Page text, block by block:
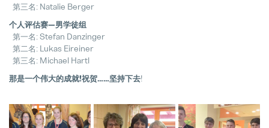
11. March 2025
珀尔曼的战略领导层变动
18. December 2024
第三名: Natalie Berger
个人评估赛—男学徒组
第一名: Stefan Danzinger
第二名: Lukas Eireiner
第三名: Michael Hartl
那是一个伟大的成就!祝贺……坚持下去!